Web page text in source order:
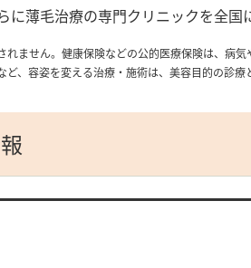
薄毛治療の専門クリニックを全国
ません。健康保険などの公的医療保険は、病
、容姿を変える治療・施術は、美容目的の診